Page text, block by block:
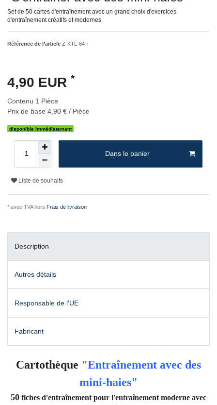
Set de 50 cartes d'entraînement avec un grand choix d'exercices
d'entraînement créatifs et modernes
Référence de l’article Z-KTL-64 +
4,90 EUR *
Contenu 1 Pièce
Prix de base 4,90 € / Pièce
disponible immédiatement
Dans le panier
Liste de souhaits
* avec TVA hors Frais de livraison
Description
Autres détails
Responsable de l'UE
Fabricant
Cartothèque "Entraînement avec des
mini-haies"
50 fiches d'entraînement pour l'entraînement moderne avec